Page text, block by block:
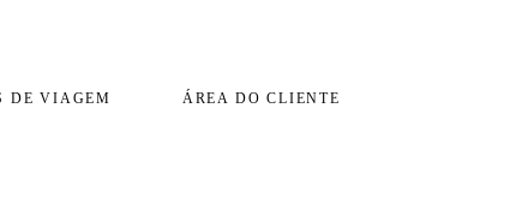
DE VIAGEM ÁREA DO CLIENTE